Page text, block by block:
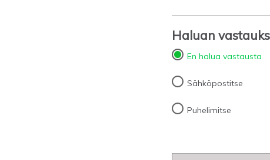
Haluan
En halua vastausta
Sähköpostitse
Puhelimitse